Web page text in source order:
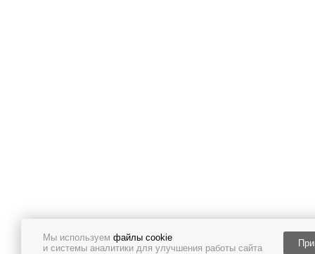
Мы используем файлы cookie
и системы аналитики для улучшения работы сайта